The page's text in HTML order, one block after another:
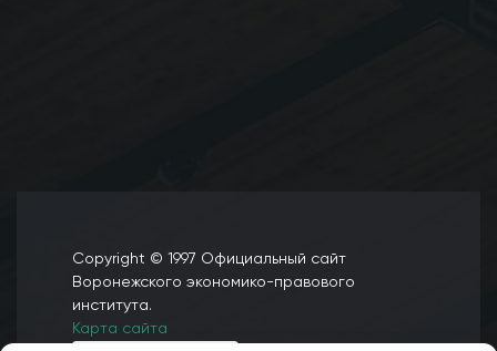
Copyright © 1997 Официальный сайт
Воронежского экономико-правового
института.
Карта сайта